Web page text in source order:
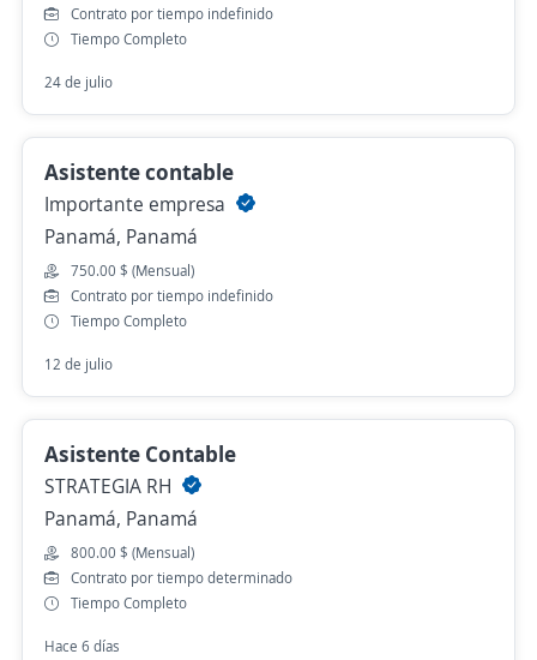
Contrato por tiempo indefinido
Tiempo Completo
24 de julio
Asistente contable
Importante empresa
Panamá, Panamá
750.00 $ (Mensual)
Contrato por tiempo indefinido
Tiempo Completo
12 de julio
Asistente Contable
STRATEGIA RH
Panamá, Panamá
800.00 $ (Mensual)
Contrato por tiempo determinado
Tiempo Completo
Hace 6 días